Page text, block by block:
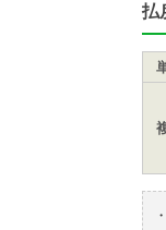
払
・